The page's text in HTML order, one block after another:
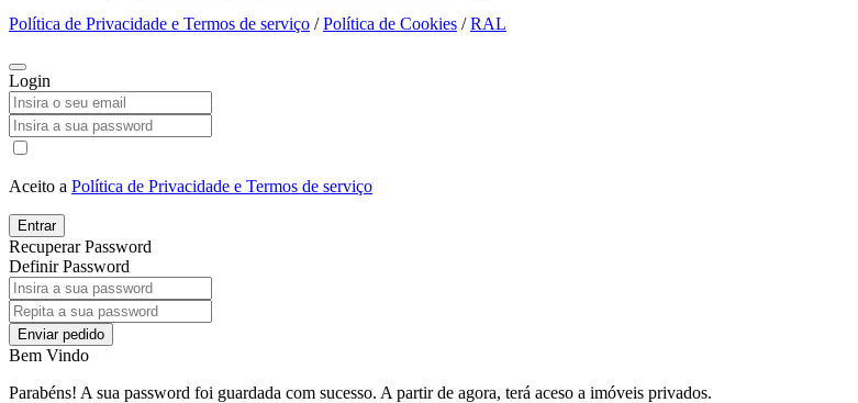
Política de Privacidade e Termos de serviço /Política de Cookies /RAL
Login
Aceito a Política de Privacidade e Termos de serviço
Entrar
Recuperar Password
Definir Password
Enviar pedido
Bem Vindo
Parabéns! A sua password foi guardada com sucesso. A partir de agora, terá aceso a imóveis privados.